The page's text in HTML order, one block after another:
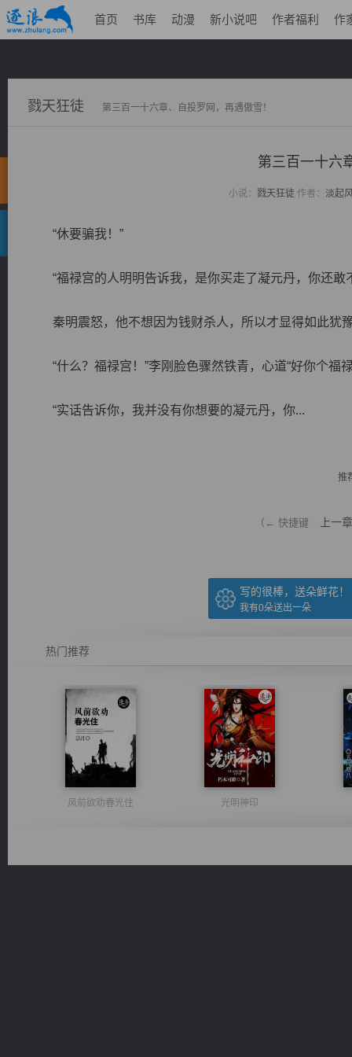
首页 书库 动漫 新小说吧 作者福利 作
戮天狂徒 第三百一十六章、自投罗网，再遇傲雪！
第三百一十六
小说： 戮天狂徒作者： 淡起
“休要骗我！”
“福禄宫的人明明告诉我，是你买走了凝元丹，你还敢
秦明震怒，他不想因为钱财杀人，所以才显得如此犹
“什么？福禄宫！”李刚脸色骤然铁青，心道“好你个福
“实话告诉你，我并没有你想要的凝元丹，你...
推
（← 快捷键 上一章
写的很棒，送朵鲜花！
我有0朵送出一朵
热门推荐
风前欲劝春光住 光明神印